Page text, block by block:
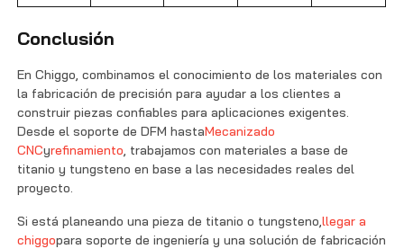
Conclusión
En Chiggo, combinamos el conocimiento de los materiales con
la fabricación de precisión para ayudar a los clientes a
construir piezas confiables para aplicaciones exigentes.
Desde el soporte de DFM hastaMecanizado
CNCyrefinamiento, trabajamos con materiales a base de
titanio y tungsteno en base a las necesidades reales del
proyecto.
Si está planeando una pieza de titanio o tungsteno,llegar a
chiggopara soporte de ingeniería y una solución de fabricación